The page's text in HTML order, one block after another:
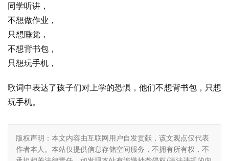
同学听讲，
不想做作业，
只想睡觉，
不想背书包，
只想玩手机，
歌词中表达了孩子们对上学的恐惧，他们不想背书包，只想
玩手机。
版权声明：本文内容由互联网用户自发贡献，该文观点仅代表
作者本人。本站仅提供信息存储空间服务，不拥有所有权，不